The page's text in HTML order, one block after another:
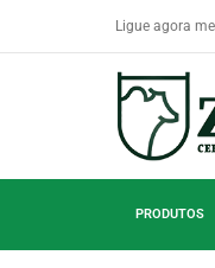
Ligue agora
PRODUTOS